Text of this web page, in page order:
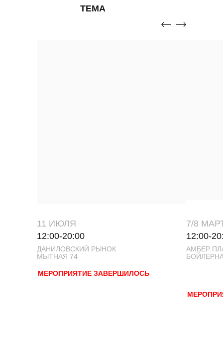
ТЕМА
11 ИЮЛЯ
ДАНИЛОВСКИЙ РЫНОК
МЫТНАЯ 74
12:00-20:00
МЕРОПРИЯТИЕ ЗАВЕРШИЛОСЬ
7/8
АМБЕР
12:00-